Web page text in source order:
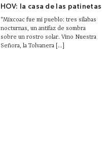
HOV: la casa de las patinetas
“Mixcoac fue mi pueblo: tres sílabas
nocturnas, un antifaz de sombra
sobre un rostro solar. Vino Nuestra
Señora, la Tolvanera [...]